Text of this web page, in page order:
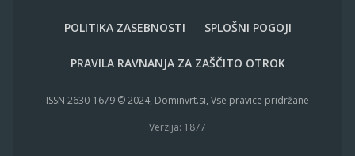
POLITIKA ZASEBNOSTI SPLOŠNI POGOJI
PRAVILA RAVNANJA ZA ZAŠČITO OTROK
ISSN 2630-1679 © 2024, Dominvrt.si, Vse pravice pridržane
Verzija: 1877